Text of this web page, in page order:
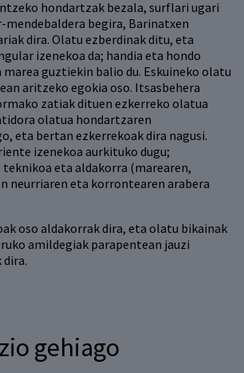
hondartzak bezala, surflari ugari
mendebaldera begira, Barinatxen
dira. Olatu ezberdinak ditu, eta
izenekoa da; handia eta hondo
guztiekin balio du. Eskuineko olatu
aritzeko egokia oso. Itsasbehera
zatiak dituen ezkerreko olatua
olatua hondartzaren
eta bertan ezkerrekoak dira nagusi.
izenekoa aurkituko dugu;
teknikoa eta aldakorra (marearen,
neurriaren eta korrontearen arabera
oso aldakorrak dira, eta olatu bikainak
amildegiak parapentean jauzi
gehiago